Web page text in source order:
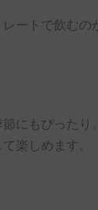
ートで飲む
にもぴった
楽しめます。